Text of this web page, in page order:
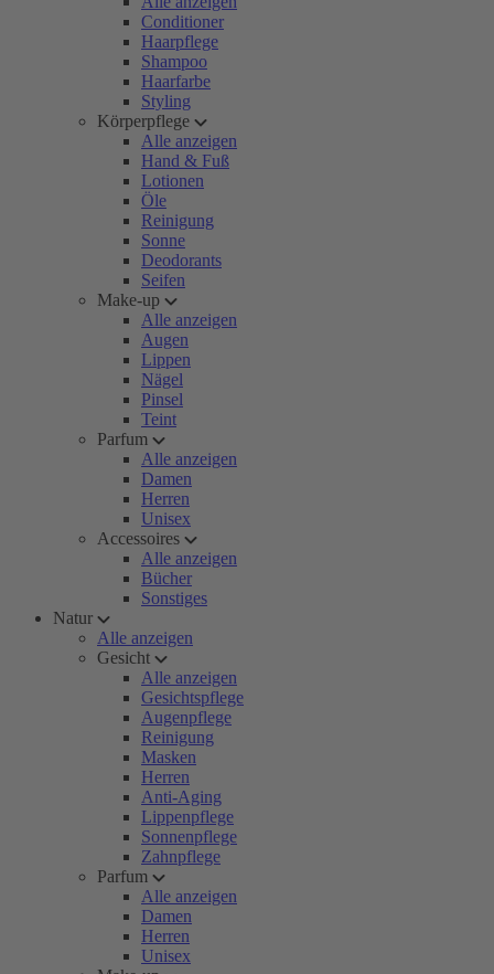
Conditioner
Haarpflege
Shampoo
Haarfarbe
Styling
Körperpflege
Alle anzeigen
Hand & Fuß
Lotionen
Öle
Reinigung
Sonne
Deodorants
Seifen
Make-up
Alle anzeigen
Augen
Lippen
Nägel
Pinsel
Teint
Parfum
Alle anzeigen
Damen
Herren
Unisex
Accessoires
Alle anzeigen
Bücher
Sonstiges
Natur
Alle anzeigen
Gesicht
Alle anzeigen
Gesichtspflege
Augenpflege
Reinigung
Masken
Herren
Anti-Aging
Lippenpflege
Sonnenpflege
Zahnpflege
Parfum
Alle anzeigen
Damen
Herren
Unisex